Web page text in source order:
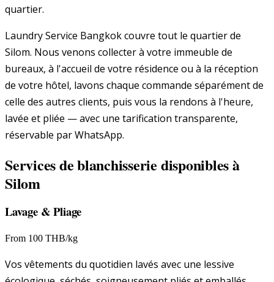
quartier.
Laundry Service Bangkok couvre tout le quartier de
Silom. Nous venons collecter à votre immeuble de
bureaux, à l'accueil de votre résidence ou à la réception
de votre hôtel, lavons chaque commande séparément de
celle des autres clients, puis vous la rendons à l'heure,
lavée et pliée — avec une tarification transparente,
réservable par WhatsApp.
Services de blanchisserie disponibles à
Silom
Lavage & Pliage
From 100 THB/kg
Vos vêtements du quotidien lavés avec une lessive